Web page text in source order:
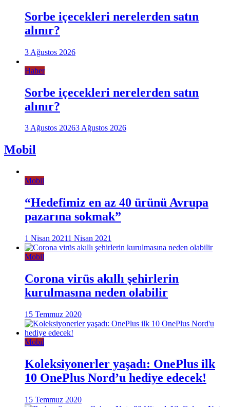
Sorbe içecekleri nerelerden satın
alınır?
3 Ağustos 2026
Haber
Sorbe içecekleri nerelerden satın
alınır?
3 Ağustos 20263 Ağustos 2026
Mobil
Mobil
“Hedefimiz en az 40 ürünü Avrupa
pazarına sokmak”
1 Nisan 20211 Nisan 2021
Mobil
Corona virüs akıllı şehirlerin
kurulmasına neden olabilir
15 Temmuz 2020
Mobil
Koleksiyonerler yaşadı: OnePlus ilk
10 OnePlus Nord’u hediye edecek!
15 Temmuz 2020